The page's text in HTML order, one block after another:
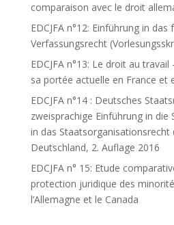
comparaison avec le droit
EDCJFA n°12: Einführung in das
Verfassungsrecht
EDCJFA n°13: Le droit au
sa portée actuelle en France et
EDCJFA n°14 : Deutsches
zweisprachige Einführung in die
in das Staatsorganisationsrecht
Deutschland, 2. Auflage 2016
EDCJFA n° 15: Etude
protection juridique des
l’Allemagne et le Canada